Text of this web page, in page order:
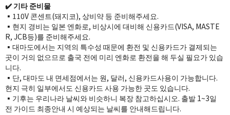
✔️ 기타 준비물
▪️110V 콘센트(돼지코), 상비약 등 준비해주세요.
▪️현지 경비는 일본 엔화로, 비상시에 대비해 신용카드(VISA, MASTE
R, JCB등)를 준비해주세요.
▪️대마도에서는 지역의 특수성 때문에 환전 및 신용카드가 결제되는
곳이 거의 없으므로 출국 전에 미리 엔화로 환전을 해 두실 필요가 있습
니다.
▪️단, 대마도 내 면세점에서는 원, 달러, 신용카드사용이 가능합니다.
현지 극히 일부에서도 신용카드 사용 가능한 곳도 있습니다.
▪️기후는 우리나라 날씨와 비슷하니 복장 참고하십시오. 출발 1~3일
전 가이드 최종안내 시 예상되는 날씨를 안내해드립니다.